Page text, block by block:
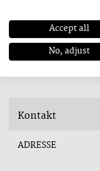
09:00 Uhr
Dauer: 4 Stunden
Kontakt
ADRESSE
Accept all
No, adjust